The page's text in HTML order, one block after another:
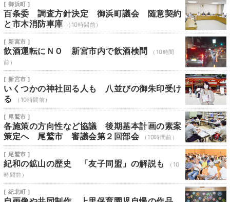
[ 御浜町 ]
百条委 調査方針決定 御浜町議会 随意契約
と市木消防車庫
（10時間前）
[ 新宮市 ]
飲酒運転にＮＯ 新宮市内で飲酒検問
（10時間
前）
[ 新宮市 ]
いくつかの神社回る人も 八並びの御朱印受け
る
（10時間前）
[ 尾鷲市 ]
各施策の方向性など協議 後期基本計画の素案
策定へ 尾鷲市 審議会第２回部会
（10時間前）
[ 尾鷲市 ]
紀和の鉱山の歴史 「友子同盟」の解説も
（10
時間前）
[ 紀北町 ]